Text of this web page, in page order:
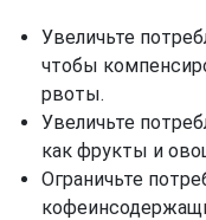
Увеличьте
чтобы
рвоты.
Увеличьте
как фрукты и
Ограничьте